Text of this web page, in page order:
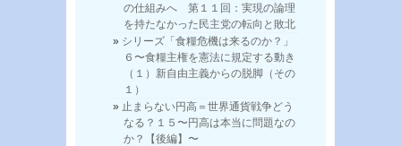
の仕組みへ 第１１回：実現の論理
を持たなかった民主党の転向と敗北
シリーズ「食糧危機は来るのか？」
６〜食糧主権を憲法に規定する動き
（１）新自由主義からの脱脚（その
１）
止まらない円高＝世界通貨戦争どう
なる？１５〜円高は本当に問題なの
か？【後編】〜